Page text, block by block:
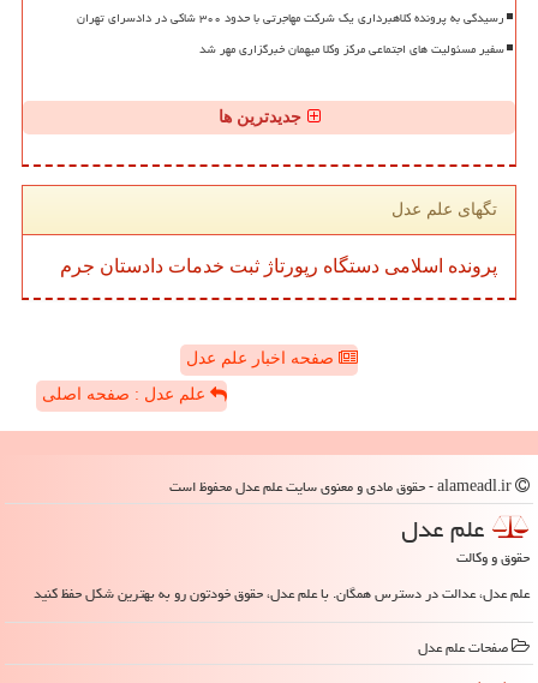
رسیدگی به پرونده کلاهبرداری یک شرکت مهاجرتی با حدود ۳۰۰ شاکی در دادسرای تهران
سفیر مسئولیت های اجتماعی مرکز وکلا میهمان خبرگزاری مهر شد
جدیدترین ها
تگهای علم عدل
پرونده اسلامی دستگاه رپورتاژ ثبت خدمات دادستان جرم
صفحه اخبار علم عدل
علم عدل : صفحه اصلی
علم عدل
حقوق و وکالت
علم عدل، عدالت در دسترس همگان. با علم عدل، حقوق خودتون رو به بهترین شکل حفظ کنید
صفحات علم عدل